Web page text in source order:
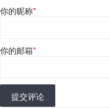
你的昵称*
你的邮箱*
提交评论